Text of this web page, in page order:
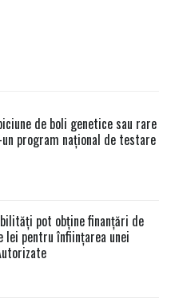
de boli genetice sau rare
program național de testare
pot obține finanțări de
lei pentru înființarea unei